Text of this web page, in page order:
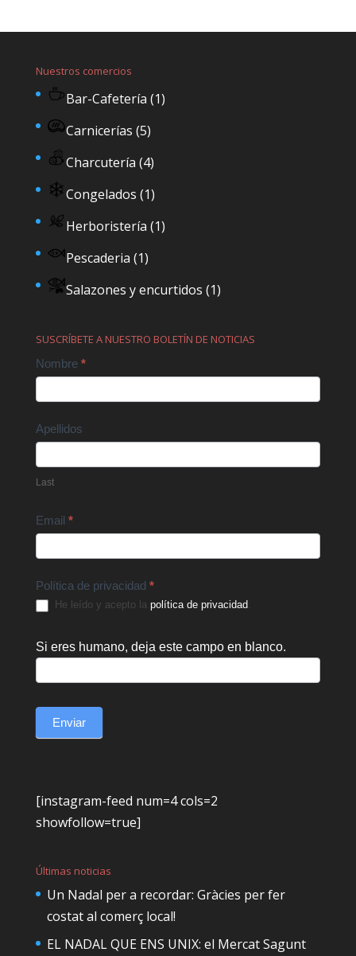
Nuestros comercios
Bar-Cafetería (1)
Carnicerías (5)
Charcutería (4)
Congelados (1)
Herboristería (1)
Pescaderia (1)
Salazones y encurtidos (1)
SUSCRÍBETE A NUESTRO BOLETÍN DE NOTICIAS
Contact
Nombre *
Apellidos
Last
Email *
Política de privacidad *
He leído y acepto la política de privacidad.
Si eres humano, deja este campo en blanco.
Enviar
[instagram-feed num=4 cols=2
showfollow=true]
Últimas noticias
Un Nadal per a recordar: Gràcies per fer
costat al comerç local!
EL NADAL QUE ENS UNIX: el Mercat Sagunt